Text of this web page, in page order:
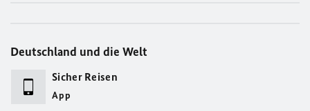
Deutschland und die Welt
Sicher Reisen
App